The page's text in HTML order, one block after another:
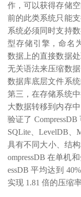
作，可以获得存储
前的此类系统只能
系统必须同时支持
型存储引擎，命名
数据上的直接数据
无关语法来压缩数
数据库底层文件系
第三，在存储系统
大数据转移到内存
验证了
SQLite 、LevelDB 、
具有不同大小、结
ompressDB 在单机
essDB 平均达到
实现 1.81 倍的压缩率